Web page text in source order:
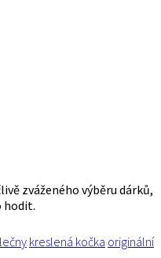
zváženého výběru dárků,
hodit.
kreslená kočka originální